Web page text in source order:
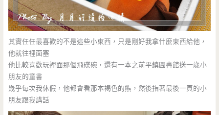
其實任任最喜歡的不是這些小東西，只是剛好我拿什麼東西給他，
他就往裡面塞
他比較喜歡玩裡面那個飛碟碗，還有一本之前平鎮圖書館送一歲小
朋友的童書
幾乎每次我休假，他都會看那本褐色的熊，然後指著最後一頁的小
朋友跟我講話